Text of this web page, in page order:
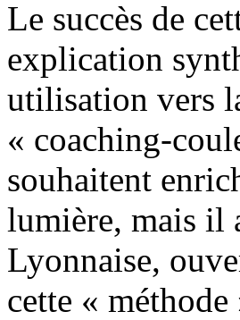
Le succès de
explication
utilisation vers
« coaching-
souhaitent
lumière, mais il
Lyonnaise,
cette « méthode